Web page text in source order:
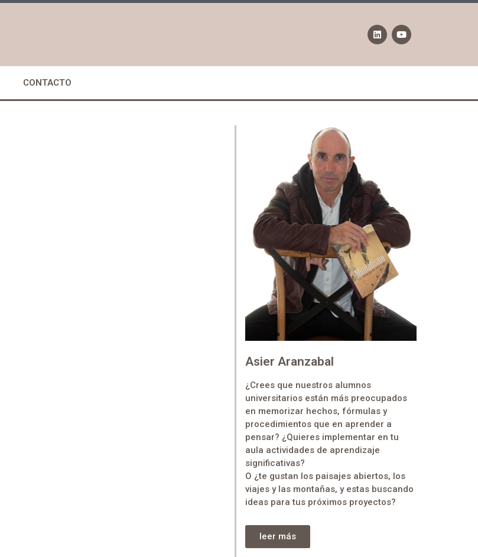
CONTACTO
Asier Aranzabal
¿Crees que nuestros alumnos
universitarios están más preocupados
en memorizar hechos, fórmulas y
procedimientos que en aprender a
pensar? ¿Quieres implementar en tu
aula actividades de aprendizaje
significativas?
O ¿te gustan los paisajes abiertos, los
viajes y las montañas, y estas buscando
ideas para tus próximos proyectos?
leer más